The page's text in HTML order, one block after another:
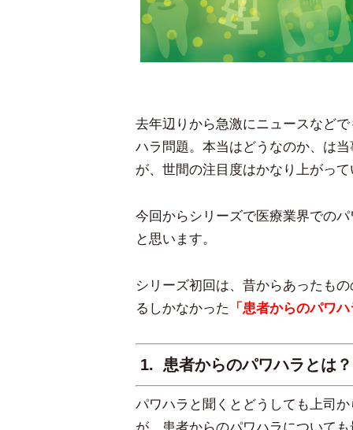
去年辺りから急激にニュースなど
ハラ問題。本当はどうなのか、は
が、世間の注目度はかなり上がっ
今回からシリーズで医療業界での
と思います。
シリーズ初回は、昔からあったも
るしかなかった
「患者からのパワ
1. 患者からのパワハラとは？
パワハラと聞くとどうしても上司